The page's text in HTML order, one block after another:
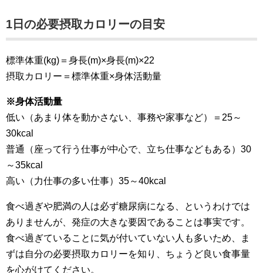
1日の必要摂取カロリーの目安
標準体重(kg)＝身長(m)×身長(m)×22
摂取カロリー＝標準体重×身体活動量
※身体活動量
低い（あまり体を動かさない、事務や家事など）＝25～
30kcal
普通（座って行う仕事が中心で、立ち仕事などもある）30
～35kcal
高い（力仕事の多い仕事）35～40kcal
食べ過ぎや肥満の人は必ず糖尿病になる、というわけでは
ありませんが、発症の大きな要因であることは事実です。
食べ過ぎていることに気が付いていない人も多いため、ま
ずは自分の必要摂取カロリーを知り、ちょうど良い食事量
を心がけてください。